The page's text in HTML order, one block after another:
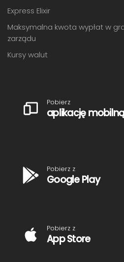
Express Elixir
Maksymalna kwota wypłat w
zarządu
Kursy walut
Pobierz
aplikację
Pobierz z
Google Play
Pobierz z
App Store